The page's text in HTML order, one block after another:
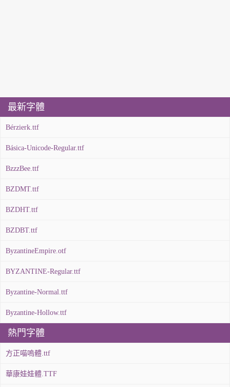
最新字體
Bérzierk.ttf
Básica-Unicode-Regular.ttf
BzzzBee.ttf
BZDMT.ttf
BZDHT.ttf
BZDBT.ttf
ByzantineEmpire.otf
BYZANTINE-Regular.ttf
Byzantine-Normal.ttf
Byzantine-Hollow.ttf
熱門字體
方正喵嗚體.ttf
華康娃娃體.TTF